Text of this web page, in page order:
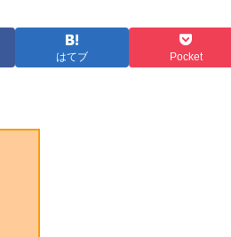
はてブ Pocket